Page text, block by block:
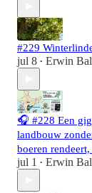
#229
jul 8 • Erwin
🎧 #228 Een
landbouw
boeren
jul 1 • Erwin